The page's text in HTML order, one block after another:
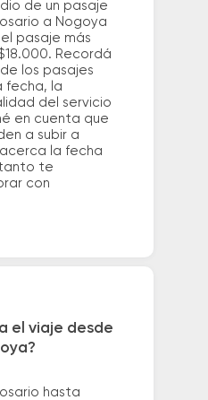
de un pasaje
a Nogoya
el pasaje más
Recordá
los pasajes
fecha, la
del servicio
en cuenta que
a subir a
la fecha
te
con
el viaje desde
hasta